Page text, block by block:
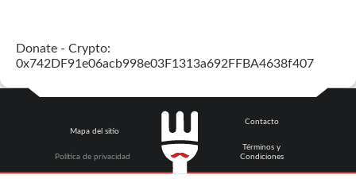
Batido de leche de caramelo de mantequilla (alcohólico)
Donate - Crypto:
0x742DF91e06acb998e03F1313a692FFBA4638f407
Mapa del sitio
Política de privacidad
Contacto
Términos y
Condiciones